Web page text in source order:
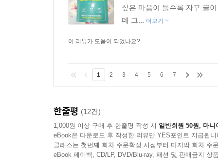
싶은 마음이 들수록 자꾸 글
데 그... 더보기
이 리뷰가 도움이 되었나요?
1 2 3 4 5 6 7
한줄평 (12건)
1,000원 이상 구매 후 한줄평 작성 시 일반회원 50원, 마니
eBook은 다운로드 후 작성한 리뷰만 YES포인트 지급됩니
클래스는 첫번째 회차 주문확정 시점부터 마지막 회차 주
eBook 페이백, CD/LP, DVD/Blu-ray, 패션 및 판매금지 상